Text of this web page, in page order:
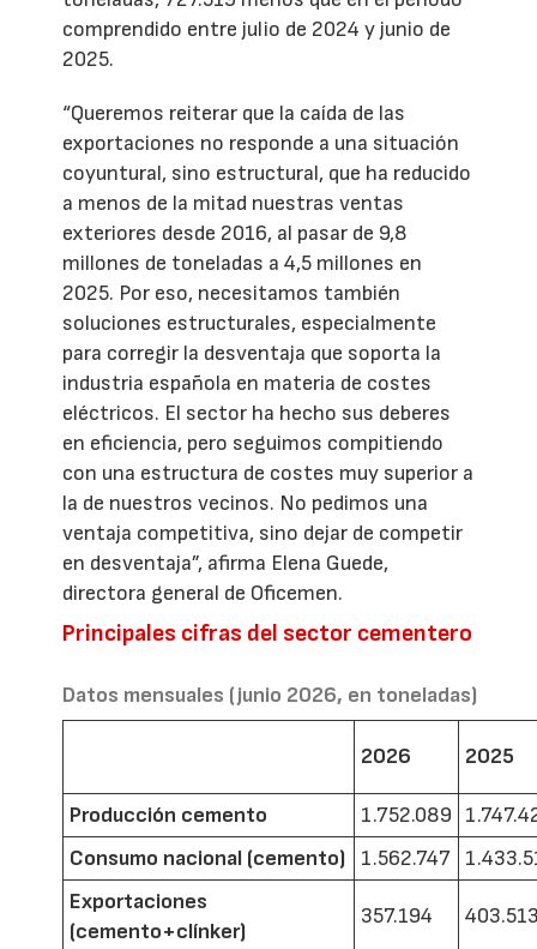
comprendido entre julio de 2024 y junio de
2025.
“Queremos reiterar que la caída de las
exportaciones no responde a una situación
coyuntural, sino estructural, que ha reducido
a menos de la mitad nuestras ventas
exteriores desde 2016, al pasar de 9,8
millones de toneladas a 4,5 millones en
2025. Por eso, necesitamos también
soluciones estructurales, especialmente
para corregir la desventaja que soporta la
industria española en materia de costes
eléctricos. El sector ha hecho sus deberes
en eficiencia, pero seguimos compitiendo
con una estructura de costes muy superior a
la de nuestros vecinos. No pedimos una
ventaja competitiva, sino dejar de competir
en desventaja”, afirma Elena Guede,
directora general de Oficemen.
Principales cifras del sector cementero
Datos mensuales (junio 2026, en toneladas)
2026 2025
Producción cemento 1.752.089
Consumo nacional (cemento)
1.562.747
Exportaciones
(cemento+clínker)
357.194